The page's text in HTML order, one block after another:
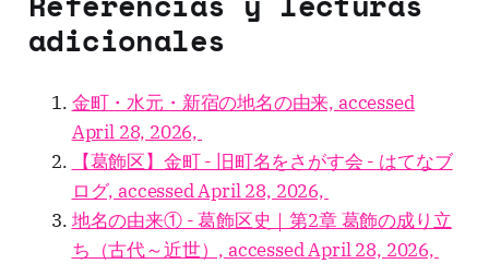
adicionales
金町・水元・新宿の地名の由来, accessed
April 28, 2026,
【葛飾区】金町 - 旧町名をさがす会 - はてなブ
ログ, accessed April 28, 2026,
地名の由来① - 葛飾区史｜第2章 葛飾の成り立
ち（古代～近世）, accessed April 28, 2026,